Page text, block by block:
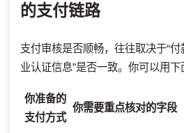
的支付链路
支付审核是否顺畅，往往取决于“
业认证信息”是否一致。你可以用下
你准备的
支付方式
你需要重点核对的字段